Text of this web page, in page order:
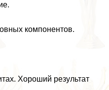
компонентов.
Хороший результат